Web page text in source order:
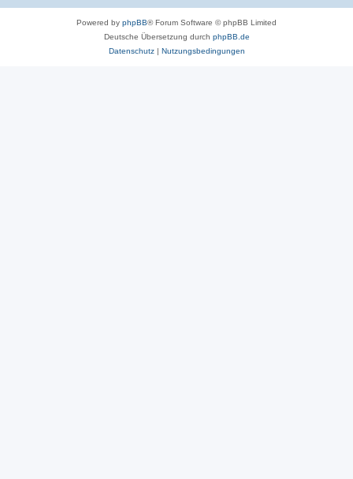
Powered by phpBB® Forum Software © phpBB Limited
Deutsche Übersetzung durch phpBB.de
Datenschutz| Nutzungsbedingungen